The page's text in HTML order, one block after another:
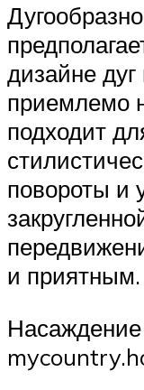
дизайне
приемлемо
подходит
повороты и
и приятным.